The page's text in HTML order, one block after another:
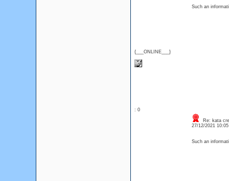
{___ONLINE___}
Such an
: 0
Re: kata
27/12/2021
Such an